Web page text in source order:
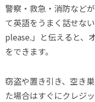
警察・救急・消防など
て英語をうまく話せな
please.」と伝えると、
をできます。
窃盗や置き引き、空き
た場合はすぐにクレジ